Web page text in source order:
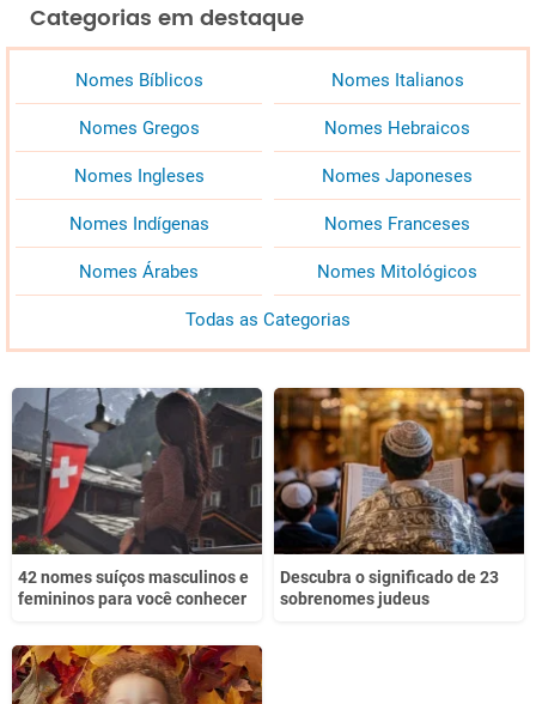
Categorias em destaque
Nomes Bíblicos Nomes Italianos
Nomes Gregos Nomes Hebraicos
Nomes Ingleses Nomes Japoneses
Nomes Indígenas Nomes Franceses
Nomes Árabes Nomes Mitológicos
Todas as Categorias
42 nomes suíços masculinos e
femininos para você conhecer
Descubra o significado de 23
sobrenomes judeus